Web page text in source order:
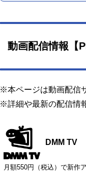
動画配信情報【
※本ページは動画配信
※詳細や最新の配信情
DMM TV
月額550円（税込）で新作